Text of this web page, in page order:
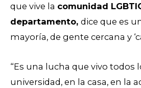
que vive la comunidad
departamento, dice que es
mayoría, de gente cercana y
“Es una lucha que vivo todos
universidad, en la casa, en la